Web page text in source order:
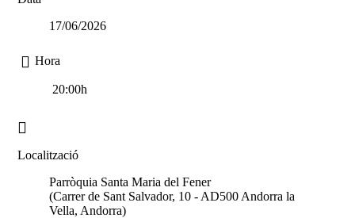
17/06/2026
Hora
20:00h
Localització
Parròquia Santa Maria del Fener
(Carrer de Sant Salvador, 10 - AD500 Andorra la
Vella, Andorra)